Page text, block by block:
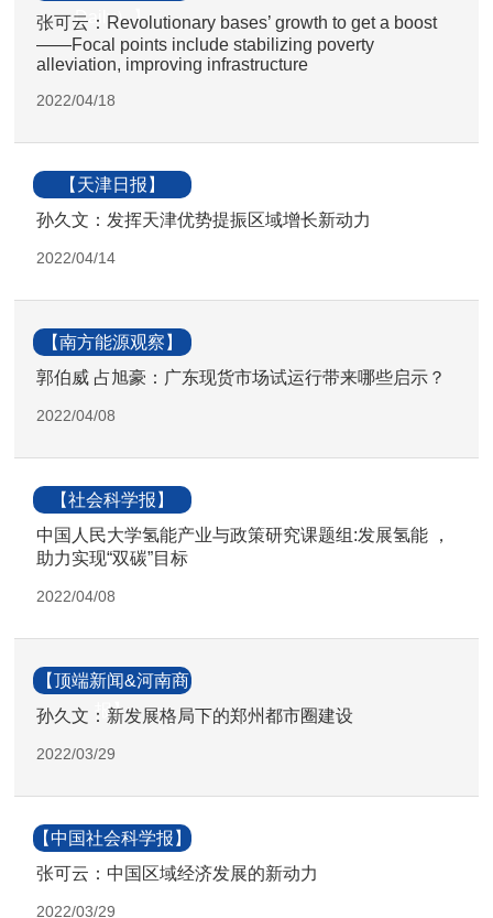
Daily）】
张可云：Revolutionary bases’ growth to get a boost
——Focal points include stabilizing poverty
alleviation, improving infrastructure
2022/04/18
【天津日报】
孙久文：发挥天津优势提振区域增长新动力
2022/04/14
【南方能源观察】
郭伯威 占旭豪：广东现货市场试运行带来哪些启示？
2022/04/08
【社会科学报】
中国人民大学氢能产业与政策研究课题组:发展氢能 ，
助力实现“双碳”目标
2022/04/08
【顶端新闻&河南商
报】
孙久文：新发展格局下的郑州都市圈建设
2022/03/29
【中国社会科学报】
张可云：中国区域经济发展的新动力
2022/03/29